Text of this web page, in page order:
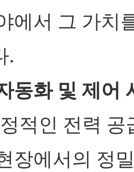
에서 그 가치
.
동화 및 제어
적인 전력 공
장에서의 정